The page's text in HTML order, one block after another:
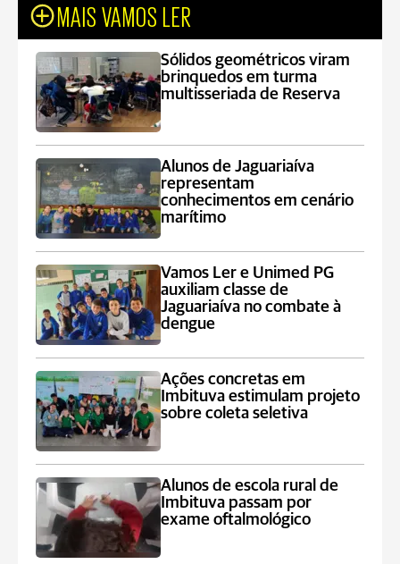
MAIS VAMOS LER
Sólidos geométricos viram
brinquedos em turma
multisseriada de Reserva
Alunos de Jaguariaíva
representam
conhecimentos em cenário
marítimo
Vamos Ler e Unimed PG
auxiliam classe de
Jaguariaíva no combate à
dengue
Ações concretas em
Imbituva estimulam projeto
sobre coleta seletiva
Alunos de escola rural de
Imbituva passam por
exame oftalmológico